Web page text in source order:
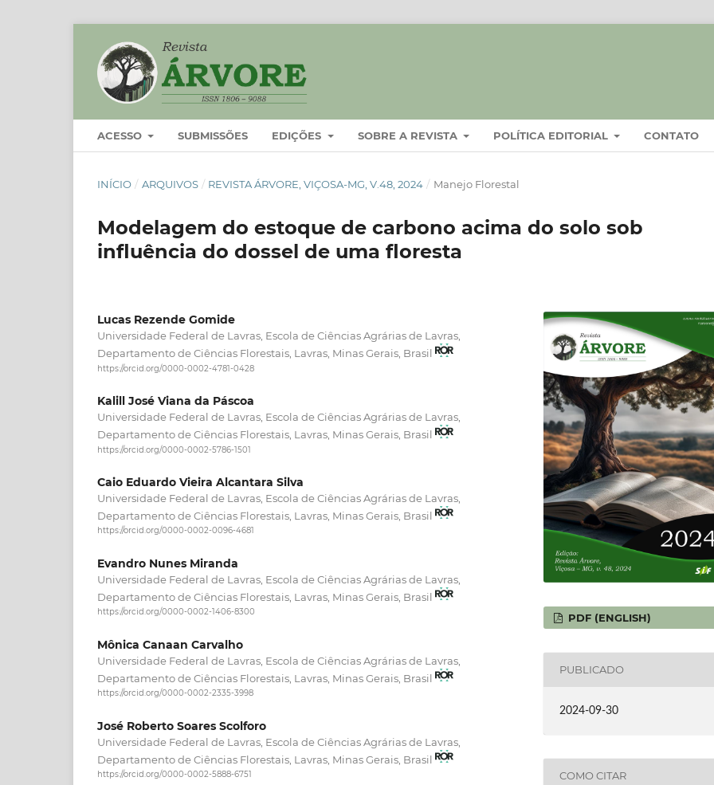
ACESSO SUBMISSÕES EDIÇÕES SOBRE A REVISTA POLÍTICA EDITORIAL CONTATO
INÍCIO / ARQUIVOS / REVISTA ÁRVORE, VIÇOSA-MG, V.48, 2024 / Manejo Florestal
Modelagem do estoque de carbono acima do solo sob
influência do dossel de uma floresta
Lucas Rezende Gomide
Universidade Federal de Lavras, Escola de Ciências Agrárias de Lavras,
Departamento de Ciências Florestais, Lavras, Minas Gerais, Brasil
https://orcid.org/0000-0002-4781-0428
Kalill José Viana da Páscoa
Universidade Federal de Lavras, Escola de Ciências Agrárias de Lavras,
Departamento de Ciências Florestais, Lavras, Minas Gerais, Brasil
https://orcid.org/0000-0002-5786-1501
Caio Eduardo Vieira Alcantara Silva
Universidade Federal de Lavras, Escola de Ciências Agrárias de Lavras,
Departamento de Ciências Florestais, Lavras, Minas Gerais, Brasil
https://orcid.org/0000-0002-0096-4681
Evandro Nunes Miranda
Universidade Federal de Lavras, Escola de Ciências Agrárias de Lavras,
Departamento de Ciências Florestais, Lavras, Minas Gerais, Brasil
https://orcid.org/0000-0002-1406-8300
Mônica Canaan Carvalho
Universidade Federal de Lavras, Escola de Ciências Agrárias de Lavras,
Departamento de Ciências Florestais, Lavras, Minas Gerais, Brasil
https://orcid.org/0000-0002-2335-3998
José Roberto Soares Scolforo
Universidade Federal de Lavras, Escola de Ciências Agrárias de Lavras,
Departamento de Ciências Florestais, Lavras, Minas Gerais, Brasil
https://orcid.org/0000-0002-5888-6751
PDF (ENGLISH)
PUBLICADO
2024-09-30
COMO CITAR